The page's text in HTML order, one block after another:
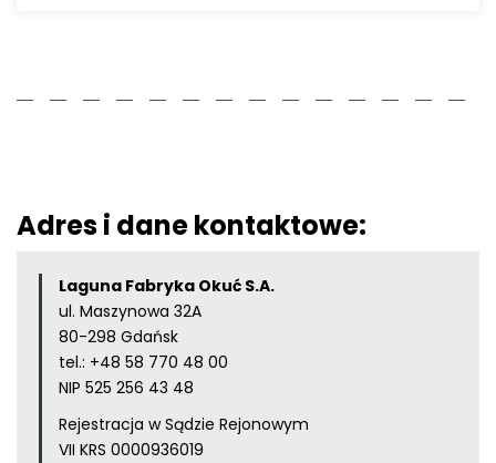
Adres i dane kontaktowe:
Laguna Fabryka Okuć S.A.
ul. Maszynowa 32A
80-298 Gdańsk
tel.: +48 58 770 48 00
NIP 525 256 43 48
Rejestracja w Sądzie Rejonowym
VII KRS 0000936019